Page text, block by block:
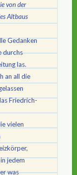
von der
Altbaus
Gedanken
durchs
las.
an all die
Friedrich-
vielen
jedem
was